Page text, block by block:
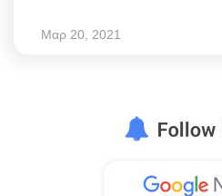
Μαρ 20, 2021